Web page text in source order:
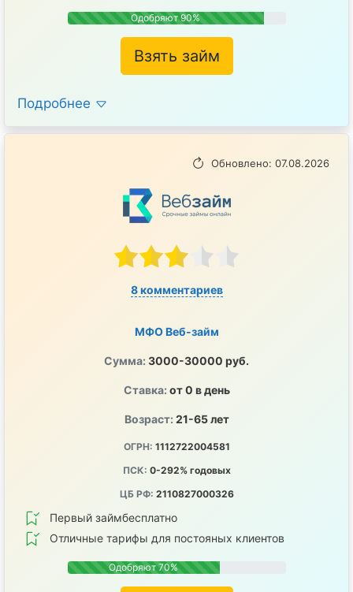
Одобряют 90%
Взять займ
Подробнее
Обновлено: 07.08.2026
8 комментариев
МФО Веб-займ
Сумма: 3000-30000 руб.
Ставка: от 0 в день
Возраст: 21-65 лет
ОГРН: 1112722004581
ПСК: 0-292% годовых
ЦБ РФ: 2110827000326
Первый займбесплатно
Отличные тарифы для постояных клиентов
Одобряют 70%